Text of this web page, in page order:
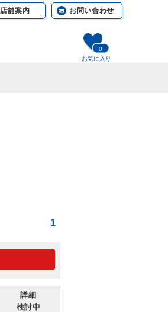
店舗案内 お問い合わせ
お気に入り
0
1
詳細
検討中